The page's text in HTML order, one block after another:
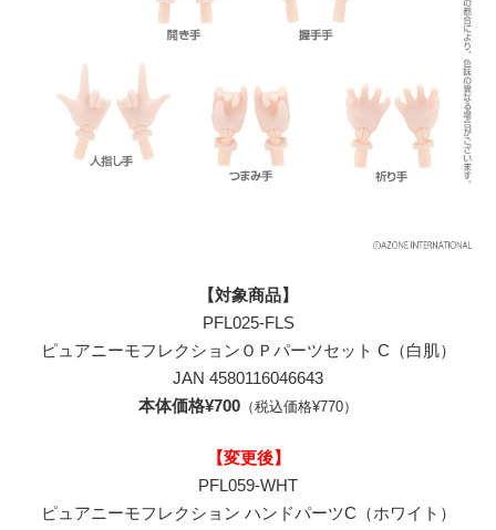
【対象商品】
PFL025-FLS
ピュアニーモフレクションＯＰパーツセット C（白肌）
JAN 4580116046643
本体価格¥700 （税込価格¥770）
【変更後】
PFL059-WHT
ピュアニーモフレクション ハンドパーツC（ホワイト）